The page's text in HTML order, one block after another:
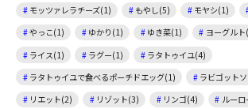
モッツァレラチーズ(1)
もやし(5) モヤシ(1)
やっこ(1)
ゆかり(1) ゆき菜(1) ヨーグル
ライス(1)
ラグー(1)
ラタトゥイユ(4)
ラタトゥイユで食べるポーチドエッグ(1)
ラビゴット
リエット(2)
リゾット(3) リンゴ(4)
ルー